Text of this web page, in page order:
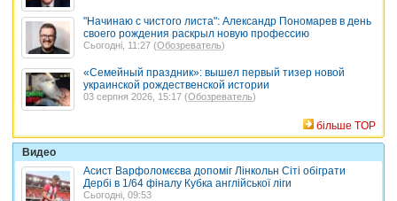
"Начинаю с чистого листа": Александр Пономарев в день
своего рождения раскрыл новую профессию
Сьогодні, 11:27 (Обозреватель)
«Семейный праздник»: вышел первый тизер новой
украинской рождественской истории
03 серпня 2026, 15:17 (Обозреватель)
більше TOP
Видео
Асист Варфоломєєва допоміг Лінкольн Сіті обіграти
Дербі в 1/64 фіналу Кубка англійської ліги
Сьогодні, 09:53